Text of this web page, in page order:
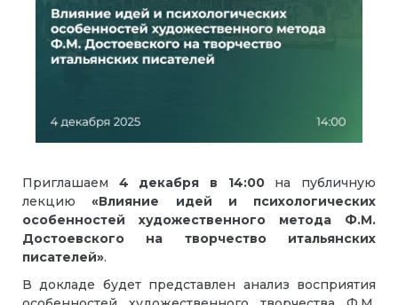
Приглашаем 4 декабря в 14:00 на публичную
лекцию«Влияние идей и психологических
особенностей художественного метода Ф.М.
Достоевского на творчество итальянских
писателей».
В докладе будет представлен анализ восприятия